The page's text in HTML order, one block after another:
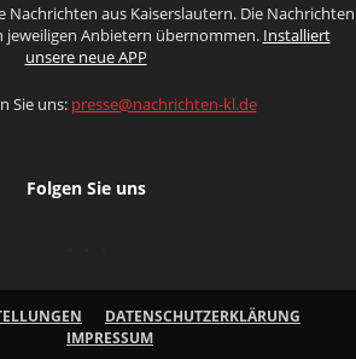
aus Kaiserslautern. Die Nachrichten
jeweiligen Anbietern übernommen. Installiert
unsere neue APP
Sie uns: presse@nachrichten-kl.de
Folgen Sie uns
DATENSCHUTZERKLÄRUNG
IMPRESSUM